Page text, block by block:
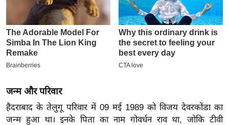
L
2
0
2
क्रा
इ
म
जन्म और परिवार
हैदराबाद के तेलुगू परिवार में 09 मई 1989 को विजय देवरकोंडा का
जन्म हुआ था। इनके पिता का नाम गोवर्धन राव था, जोकि टीवी